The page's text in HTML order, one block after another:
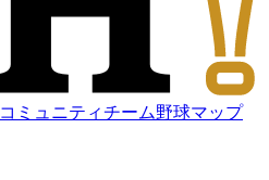
コミュニティチーム野球マップ